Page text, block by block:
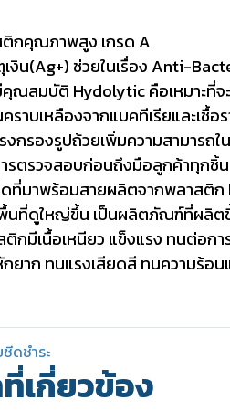
กคุณภาพสูง เกรด A
เงิน(Ag+) ช่วยในเรื่อง Anti-
ณสมบัติ Hydolytic คือเหมาะที่จ
คราบเหลืองจากแบคทีเรียและเชื้
งกรองรูปถ้วยเพิ่มความสามารถ
รตรวจสอบก่อนถึงมือลูกค้าทุกชิ้น
ที่มาพร้อมสายผลิตจากพลาสติก
นที่ดูใหญ่ขึ้น เป็นผลิตภัณฑ์ที่ผลิตขึ้
กมีเนื้อเหนียว แข็งแรง ทนต่อก
ยาก ทนแรงเสียดสี ทนความร้อน
ดชำระ
เกี่ยวข้อง